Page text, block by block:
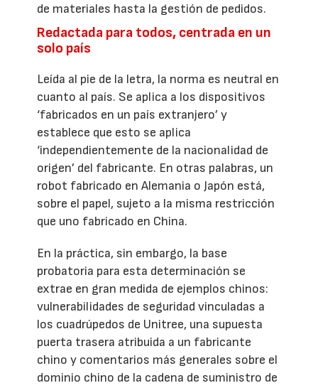
de materiales hasta la gestión de pedidos.
Redactada para todos, centrada en un
solo país
Leída al pie de la letra, la norma es neutral en
cuanto al país. Se aplica a los dispositivos
‘fabricados en un país extranjero’ y
establece que esto se aplica
‘independientemente de la nacionalidad de
origen’ del fabricante. En otras palabras, un
robot fabricado en Alemania o Japón está,
sobre el papel, sujeto a la misma restricción
que uno fabricado en China.
En la práctica, sin embargo, la base
probatoria para esta determinación se
extrae en gran medida de ejemplos chinos:
vulnerabilidades de seguridad vinculadas a
los cuadrúpedos de Unitree, una supuesta
puerta trasera atribuida a un fabricante
chino y comentarios más generales sobre el
dominio chino de la cadena de suministro de